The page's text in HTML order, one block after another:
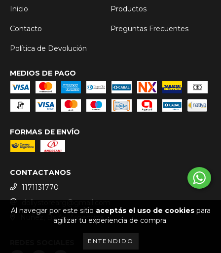
Al navegar por este sitio aceptás el uso de cookiespara
agilizar tu experiencia de compra.
ENTENDIDO
Inicio
Productos
Contacto Preguntas Frecuentes
Política de Devolución
MEDIOS DE PAGO
FORMAS DE ENVÍO
CONTACTANOS
1171131770
dollystorearg@gmail.com
Nuñez, Bs As, Argentina